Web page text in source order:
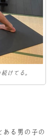
けてる。
ある男の子の